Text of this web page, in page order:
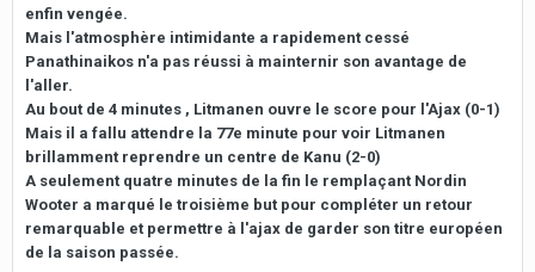
enfin vengée.
Mais l'atmosphère intimidante a rapidement cessé
Panathinaikos n'a pas réussi à mainternir son avantage de
l'aller.
Au bout de 4 minutes , Litmanen ouvre le score pour l'Ajax (0-1)
Mais il a fallu attendre la 77e minute pour voir Litmanen
brillamment reprendre un centre de Kanu (2-0)
A seulement quatre minutes de la fin le remplaçant Nordin
Wooter a marqué le troisième but pour compléter un retour
remarquable et permettre à l'ajax de garder son titre européen
de la saison passée.